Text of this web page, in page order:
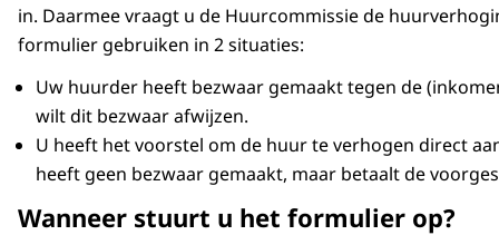
in. Daarmee vraagt u de Huurcommissie de
formulier gebruiken in 2 situaties:
Uw huurder heeft bezwaar gemaakt tegen de
wilt dit bezwaar afwijzen.
U heeft het voorstel om de huur te verhogen direct
heeft geen bezwaar gemaakt, maar betaalt de
Wanneer stuurt u het formulier op?